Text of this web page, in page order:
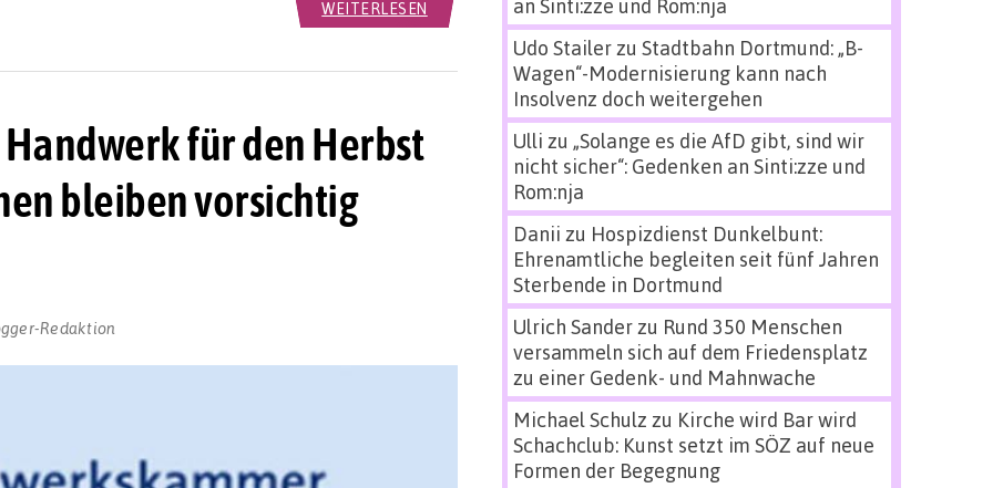
WEITERLESEN
für den Herbst
bleiben vorsichtig
Redaktion
an Sinti:zze und Rom:nja
Udo Stailerzu Stadtbahn Dortmund: „B-
Wagen“-Modernisierung kann nach
Insolvenz doch weitergehen
Ulli zu „Solange es die AfD gibt, sind wir
nicht sicher“: Gedenken an Sinti:zze und
Rom:nja
Danii zu Hospizdienst Dunkelbunt:
Ehrenamtliche begleiten seit fünf Jahren
Sterbende in Dortmund
Ulrich Sanderzu Rund 350 Menschen
versammeln sich auf dem Friedensplatz
zu einer Gedenk- und Mahnwache
Michael Schulz zu Kirche wird Bar wird
Schachclub: Kunst setzt im SÖZ auf neue
Formen der Begegnung